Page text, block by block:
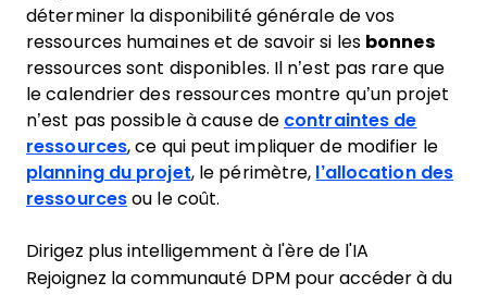
déterminer la disponibilité générale de vos
ressources humaines et de savoir si les bonnes
ressources sont disponibles. Il n’est pas rare que
le calendrier des ressources montre qu’un projet
n’est pas possible à cause de contraintes de
ressources, ce qui peut impliquer de modifier le
planning du projet, le périmètre, l’allocation des
ressources ou le coût.
Dirigez plus intelligemment à l'ère de l'IA
Rejoignez la communauté DPM pour accéder à du